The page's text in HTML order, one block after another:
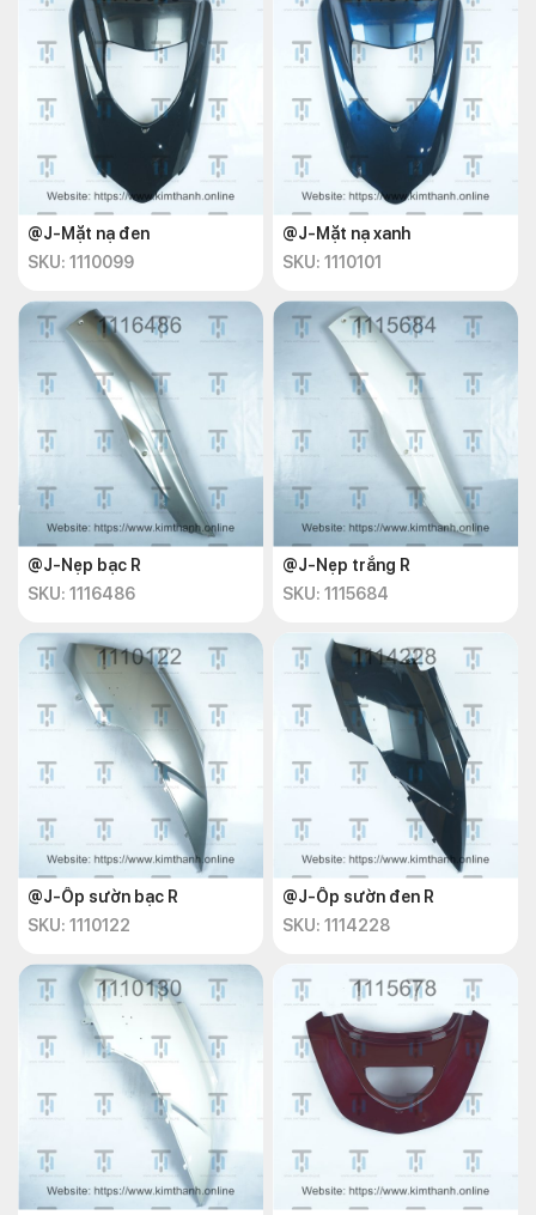
@J-Mặt nạ đen
SKU: 1110099
@J-Mặt nạ xanh
SKU: 1110101
@J-Nẹp bạc R
SKU: 1116486
@J-Nẹp trắng R
SKU: 1115684
@J-Ốp sườn bạc R
SKU: 1110122
@J-Ốp sườn đen R
SKU: 1114228